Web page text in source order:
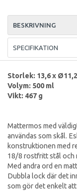
BESKRIVNING
SPECIFIKATION
Storlek: 13,6 x
Volym: 500 ml
Vikt: 467 g
Mattermos med
användas som skål.
konstruktionen med
18/8 rostfritt stål och
Med andra ord en
Dubbla lock där det
som gör det enkelt